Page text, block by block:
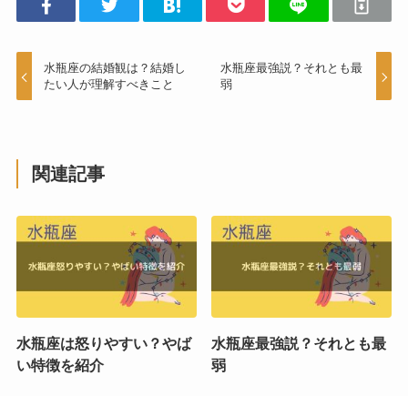
水瓶座の結婚観は？結婚し
たい人が理解すべきこと
水瓶座最強説？それとも最
弱
関連記事
水瓶座は怒りやすい？やば
い特徴を紹介
水瓶座最強説？それとも最
弱